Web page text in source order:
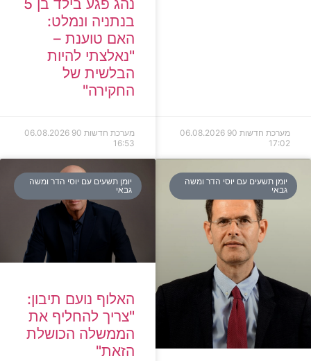
מערכת חדשות 90
06.08.2026
17:02
נהג פגע בילד בן 5
בנתניה ונמלט:
האם טוענת –
"נאלצתי להיות
הבלשית של
החקירה"
מערכת חדשות 90
06.08.2026
16:53
יומן תשעים עם יוסי הדר ומשה
גבאי
יומן תשעים עם יוסי הדר ומשה
גבאי
האלוף נועם תיבון:
"צריך להחליף את
הממשלה הכושלת
הזאת"